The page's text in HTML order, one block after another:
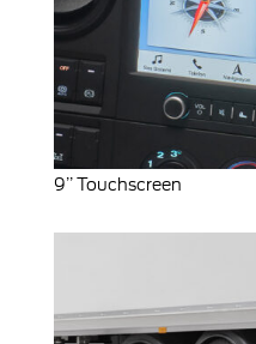
9’’ Touchscreen